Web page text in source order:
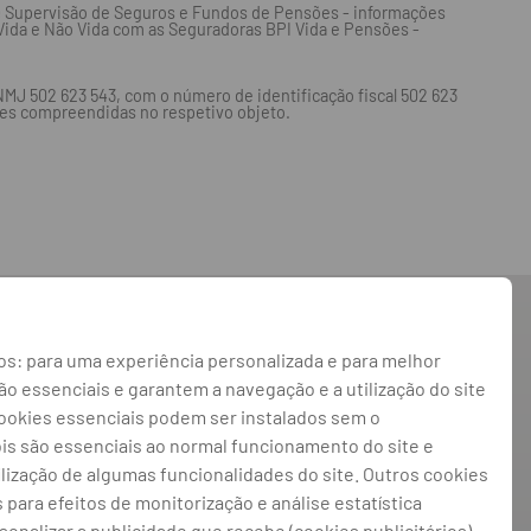
de Seguros e Fundos de Pensões - informações
e Não Vida com as Seguradoras BPI Vida e Pensões -
502 623 543, com o número de identificação fiscal 502 623
compreendidas no respetivo objeto.
Útil
de movimentação
de Sinistros
para uma experiência personalizada e para melhor
essenciais e garantem a navegação e a utilização do site
essenciais podem ser instalados sem o
são essenciais ao normal funcionamento do site e
de algumas funcionalidades do site. Outros cookies
efeitos de monitorização e análise estatística